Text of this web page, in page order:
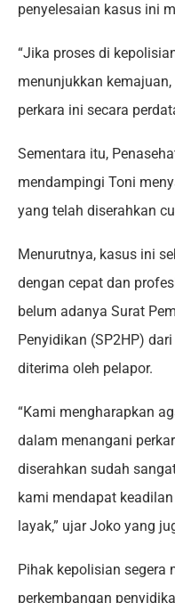
penyelesaian kasus ini
“Jika proses di
menunjukkan
perkara ini secara
Sementara itu,
mendampingi Toni
yang telah diserahkan
Menurutnya, kasus ini
dengan cepat dan
belum adanya Surat
Penyidikan (SP2HP)
diterima oleh pelapor.
“Kami mengharapkan
dalam menangani
diserahkan sudah
kami mendapat
layak,” ujar Joko yang
Pihak kepolisian segera
perkembangan